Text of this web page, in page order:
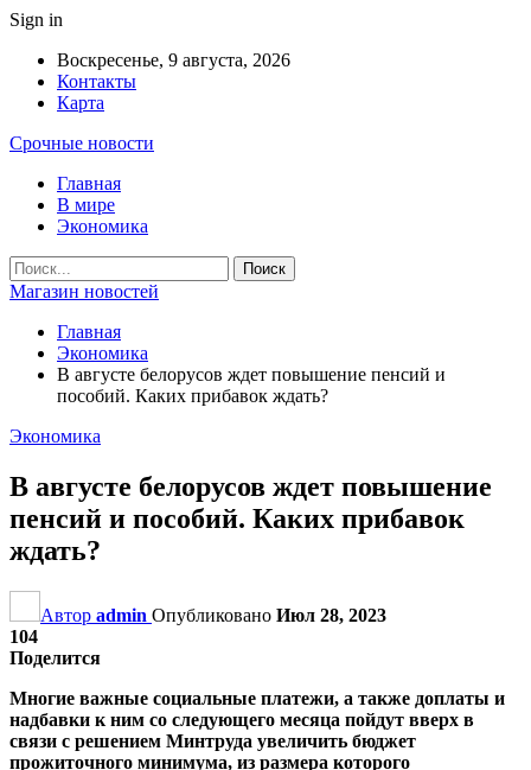
Sign in
Воскресенье, 9 августа, 2026
Контакты
Карта
Срочные новости
Главная
В мире
Экономика
Магазин новостей
Главная
Экономика
В августе белорусов ждет повышение пенсий и
пособий. Каких прибавок ждать?
Экономика
В августе белорусов ждет повышение
пенсий и пособий. Каких прибавок
ждать?
Автор admin Опубликовано Июл 28, 2023
104
Поделится
Многие важные социальные платежи, а также доплаты и
надбавки к ним со следующего месяца пойдут вверх в
связи с решением Минтруда увеличить бюджет
прожиточного минимума, из размера которого